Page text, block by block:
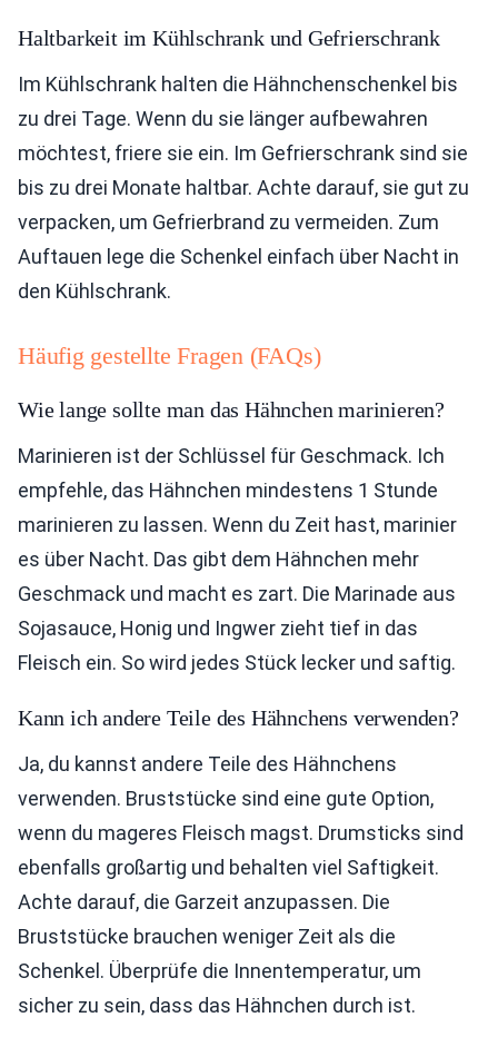
Haltbarkeit im Kühlschrank und Gefrierschrank
Im Kühlschrank halten die Hähnchenschenkel bis
zu drei Tage. Wenn du sie länger aufbewahren
möchtest, friere sie ein. Im Gefrierschrank sind sie
bis zu drei Monate haltbar. Achte darauf, sie gut zu
verpacken, um Gefrierbrand zu vermeiden. Zum
Auftauen lege die Schenkel einfach über Nacht in
den Kühlschrank.
Häufig gestellte Fragen (FAQs)
Wie lange sollte man das Hähnchen marinieren?
Marinieren ist der Schlüssel für Geschmack. Ich
empfehle, das Hähnchen mindestens 1 Stunde
marinieren zu lassen. Wenn du Zeit hast, marinier
es über Nacht. Das gibt dem Hähnchen mehr
Geschmack und macht es zart. Die Marinade aus
Sojasauce, Honig und Ingwer zieht tief in das
Fleisch ein. So wird jedes Stück lecker und saftig.
Kann ich andere Teile des Hähnchens verwenden?
Ja, du kannst andere Teile des Hähnchens
verwenden. Bruststücke sind eine gute Option,
wenn du mageres Fleisch magst. Drumsticks sind
ebenfalls großartig und behalten viel Saftigkeit.
Achte darauf, die Garzeit anzupassen. Die
Bruststücke brauchen weniger Zeit als die
Schenkel. Überprüfe die Innentemperatur, um
sicher zu sein, dass das Hähnchen durch ist.